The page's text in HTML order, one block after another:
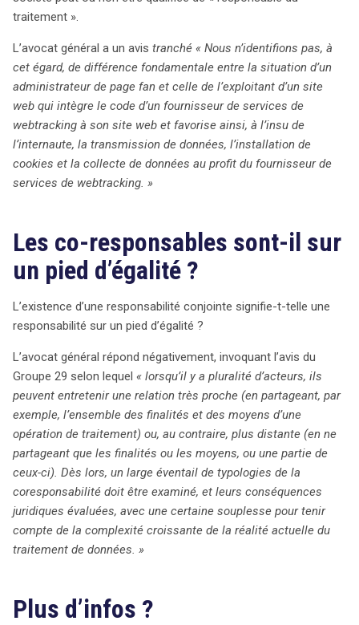
traitement ».
L’avocat général a un avis tranché « Nous n’identifions pas, à
cet égard, de différence fondamentale entre la situation d’un
administrateur de page fan et celle de l’exploitant d’un site
web qui intègre le code d’un fournisseur de services de
webtracking à son site web et favorise ainsi, à l’insu de
l’internaute, la transmission de données, l’installation de
cookies et la collecte de données au profit du fournisseur de
services de webtracking. »
Les co-responsables sont-il sur
un pied d’égalité ?
L’existence d’une responsabilité conjointe signifie-t-telle une
responsabilité sur un pied d’égalité ?
L’avocat général répond négativement, invoquant l’avis du
Groupe 29 selon lequel « lorsqu’il y a pluralité d’acteurs, ils
peuvent entretenir une relation très proche (en partageant, par
exemple, l’ensemble des finalités et des moyens d’une
opération de traitement) ou, au contraire, plus distante (en ne
partageant que les finalités ou les moyens, ou une partie de
ceux-ci). Dès lors, un large éventail de typologies de la
coresponsabilité doit être examiné, et leurs conséquences
juridiques évaluées, avec une certaine souplesse pour tenir
compte de la complexité croissante de la réalité actuelle du
traitement de données. »
Plus d’infos ?